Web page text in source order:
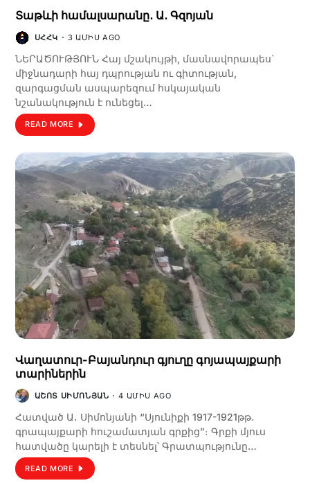
Տաթևի համալսարանը․ Ա․ Գզոյան
ՍՀՀԿ 3 ԱՄԻՍ AGO
ՆԵՐԱԾՈՒԹՅՈՒՆ Հայ մշակույթի, մասնավորապես`
միջնադարի հայ դպրության ու գիտության,
զարգացման ասպարեզում հսկայական
նշանակություն է ունեցել…
READ MORE
Վաղատուր-Բայանդուր գյուղը գոյապայքարի
տարիներին
ԱՇՈՏ ՍԻՄՈՆՅԱՆ 4 ԱՄԻՍ AGO
Հատված Ա․ Սիմոնյանի “Սյունիքի 1917-1921թթ․
գրապայքարի հուշամատյան գրքից”։ Գրքի մյուս
հատվածը կարելի է տեսնել՝ Գրատպությունը…
READ MORE